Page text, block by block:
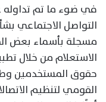
في ضوء ما تم تداوله
التواصل
مسجلة بأسماء بعض
حقوق المستخدمين
القومي لتنظيم